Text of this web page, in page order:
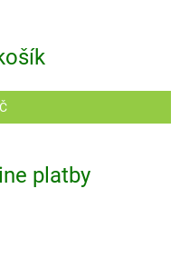
platby